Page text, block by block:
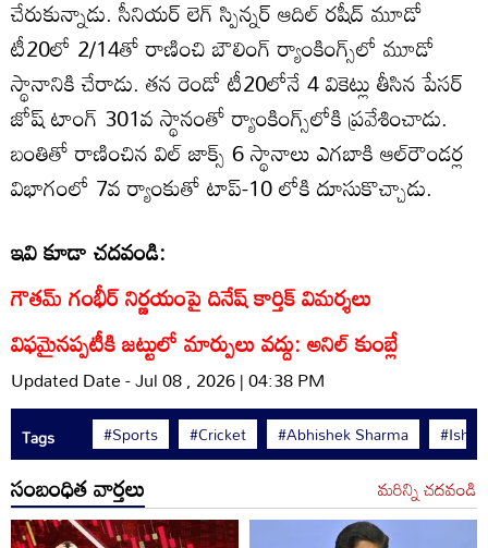
చేరుకున్నాడు. సీనియర్ లెగ్ స్పిన్నర్ ఆదిల్ రషీద్ మూడో
టీ20లో 2/14తో రాణించి బౌలింగ్ ర్యాంకింగ్స్‌లో మూడో
స్థానానికి చేరాడు. తన రెండో టీ20లోనే 4 వికెట్లు తీసిన పేసర్
జోష్ టాంగ్ 301వ స్థానంతో ర్యాంకింగ్స్‌లోకి ప్రవేశించాడు.
బంతితో రాణించిన విల్ జాక్స్ 6 స్థానాలు ఎగబాకి ఆల్‌రౌండర్ల
విభాగంలో 7వ ర్యాంకుతో టాప్-10 లోకి దూసుకొచ్చాడు.
ఇవి కూడా చదవండి:
గౌతమ్ గంభీర్ నిర్ణయంపై దినేష్ కార్తిక్ విమర్శలు
విఫమైనప్పటీకి జట్టులో మార్పులు వద్దు: అనిల్ కుంబ్లే
Updated Date - Jul 08 , 2026 | 04:38 PM
Tags #Sports #Cricket #Abhishek Sharma
సంబంధిత వార్తలు మరిన్ని చదవండి